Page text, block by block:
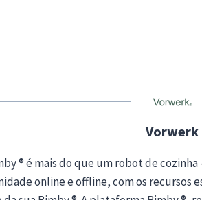
Vorwerk
® é mais do que um robot de
online e offline, com os recursos